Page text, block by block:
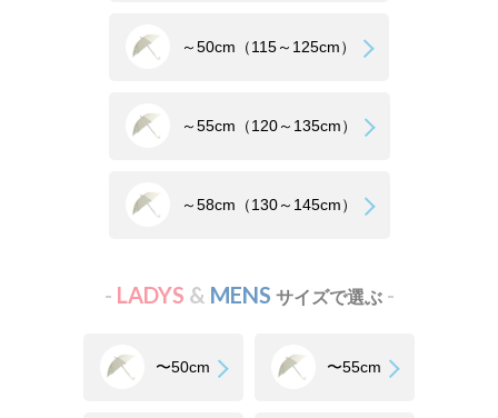
～50cm（115～125cm）
～55cm（120～135cm）
～58cm（130～145cm）
- LADYS & MENS サイズで選ぶ-
〜50cm 〜55cm